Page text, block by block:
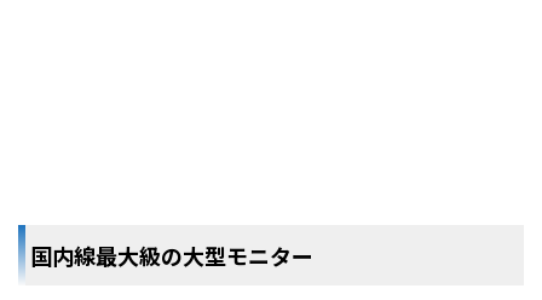
国内線最大級の大型モニター